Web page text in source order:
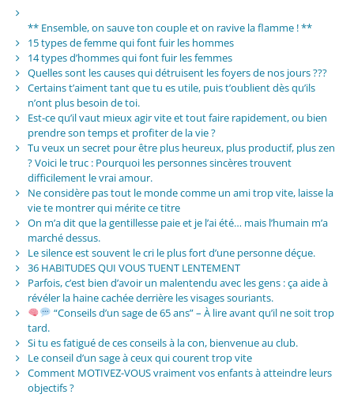
** Ensemble, on sauve ton couple et on ravive la flamme ! **
15 types de femme qui font fuir les hommes
14 types d’hommes qui font fuir les femmes
Quelles sont les causes qui détruisent les foyers de nos jours ???
Certains t’aiment tant que tu es utile, puis t’oublient dès qu’ils
n’ont plus besoin de toi.
Est-ce qu’il vaut mieux agir vite et tout faire rapidement, ou bien
prendre son temps et profiter de la vie ?
Tu veux un secret pour être plus heureux, plus productif, plus zen
? Voici le truc : Pourquoi les personnes sincères trouvent
difficilement le vrai amour.
Ne considère pas tout le monde comme un ami trop vite, laisse la
vie te montrer qui mérite ce titre
On m’a dit que la gentillesse paie et je l’ai été… mais l’humain m’a
marché dessus.
Le silence est souvent le cri le plus fort d’une personne déçue.
36 HABITUDES QUI VOUS TUENT LENTEMENT
Parfois, c’est bien d’avoir un malentendu avec les gens : ça aide à
révéler la haine cachée derrière les visages souriants.
“Conseils d’un sage de 65 ans” – À lire avant qu’il ne soit trop
tard.
Si tu es fatigué de ces conseils à la con, bienvenue au club.
Le conseil d’un sage à ceux qui courent trop vite
Comment MOTIVEZ-VOUS vraiment vos enfants à atteindre leurs
objectifs ?